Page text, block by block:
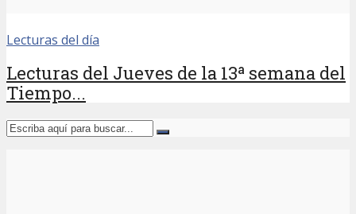
Lecturas del día
Lecturas del Jueves de la 13ª semana del
Tiempo...